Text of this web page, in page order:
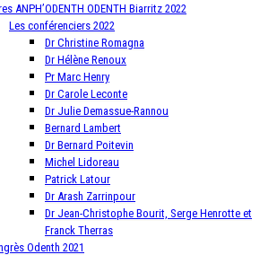
ANPH’ODENTH ODENTH Biarritz 2022
Les conférenciers 2022
Dr Christine Romagna
Dr Hélène Renoux
Pr Marc Henry
Dr Carole Leconte
Dr Julie Demassue-Rannou
Bernard Lambert
Dr Bernard Poitevin
Michel Lidoreau
Patrick Latour
Dr Arash Zarrinpour
Dr Jean-Christophe Bourit, Serge Henrotte et
Franck Therras
Odenth 2021